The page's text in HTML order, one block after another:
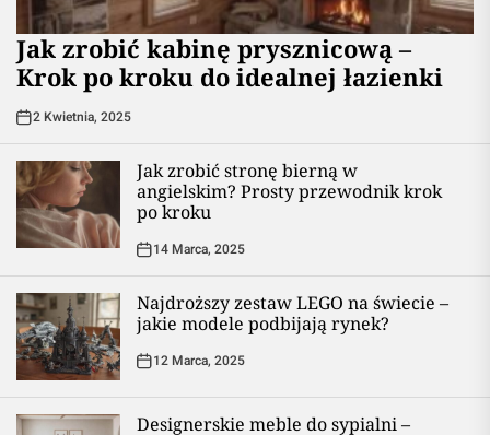
Jak zrobić kabinę prysznicową –
Krok po kroku do idealnej łazienki
2 Kwietnia, 2025
Jak zrobić stronę bierną w
angielskim? Prosty przewodnik krok
po kroku
14 Marca, 2025
Najdroższy zestaw LEGO na świecie –
jakie modele podbijają rynek?
12 Marca, 2025
Designerskie meble do sypialni –